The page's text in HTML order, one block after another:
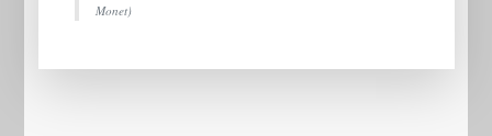
Monet)